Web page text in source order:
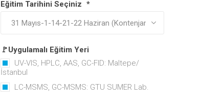
Eğitim Tarihini Seçiniz *
🚩Uygulamalı Eğitim Yeri
UV-VIS, HPLC, AAS, GC-FID: Maltepe/
İstanbul
LC-MSMS, GC-MSMS: GTU SUMER Lab.